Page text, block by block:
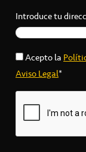
Introduce tu
Acepto la
Aviso Legal*